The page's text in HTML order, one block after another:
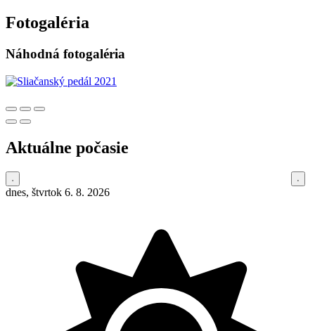
Fotogaléria
Náhodná fotogaléria
Aktuálne počasie
dnes, štvrtok 6. 8. 2026